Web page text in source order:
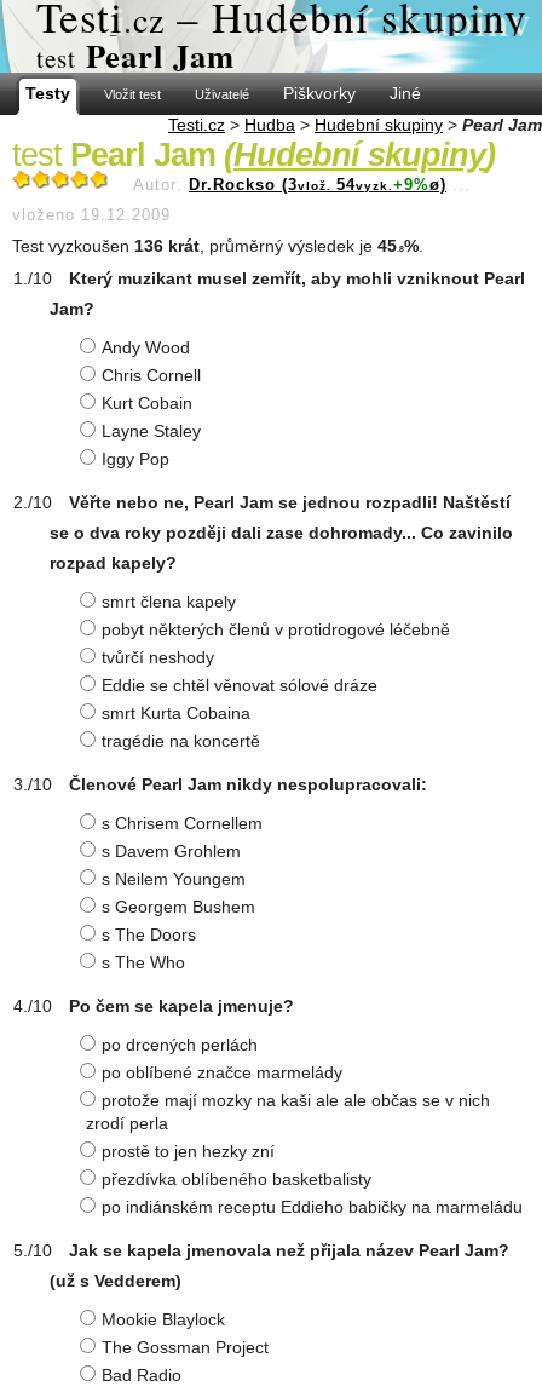
Testi.cz – Hudební skupiny
test Pearl Jam
Testy Vložit test Uživatelé Piškvorky
Jiné
Testi.cz > Hudba > Hudební skupiny > Pearl Jam
test Pearl Jam (Hudební skupiny)
Autor: Dr.Rockso (3vlož. 54vyzk. +9%ø) ...
vloženo 19.12.2009
Test vyzkoušen 136 krát , průměrný výsledek je 45 .8%
Který muzikant musel zemřít, aby mohli vzniknout Pearl
Jam?
Andy Wood
Chris Cornell
Kurt Cobain
Layne Staley
Iggy Pop
Věřte nebo ne, Pearl Jam se jednou rozpadli! Naštěstí
se o dva roky později dali zase dohromady... Co zavinilo
rozpad kapely?
smrt člena kapely
pobyt některých členů v protidrogové léčebně
tvůrčí neshody
Eddie se chtěl věnovat sólové dráze
smrt Kurta Cobaina
tragédie na koncertě
Členové Pearl Jam nikdy nespolupracovali:
s Chrisem Cornellem
s Davem Grohlem
s Neilem Youngem
s Georgem Bushem
s The Doors
s The Who
Po čem se kapela jmenuje?
po drcených perlách
po oblíbené značce marmelády
protože mají mozky na kaši ale ale občas se v nich
zrodí perla
prostě to jen hezky zní
přezdívka oblíbeného basketbalisty
po indiánském receptu Eddieho babičky na marmeládu
Jak se kapela jmenovala než přijala název Pearl Jam?
(už s Vedderem)
Mookie Blaylock
The Gossman Project
Bad Radio